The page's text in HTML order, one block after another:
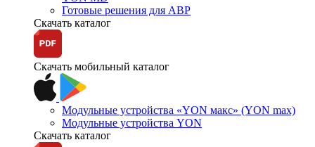
Готовые решения для АВР
Скачать каталог
Скачать мобильный каталог
Модульные устройства «YON макс» (YON max)
Модульные устройства YON
Скачать каталог